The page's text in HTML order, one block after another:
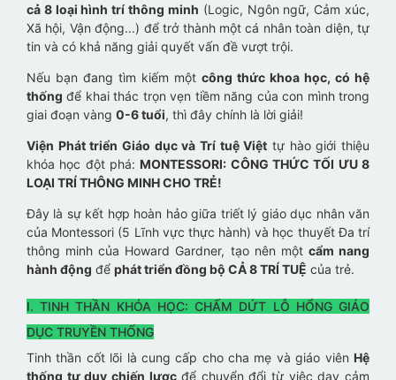
cả 8 loại hình trí thông minh (Logic, Ngôn ngữ, Cảm xúc,
Xã hội, Vận động...) để trở thành một cá nhân toàn diện, tự
tin và có khả năng giải quyết vấn đề vượt trội.
Nếu bạn đang tìm kiếm một công thức khoa học, có hệ
thống để khai thác trọn vẹn tiềm năng của con mình trong
giai đoạn vàng 0-6 tuổi, thì đây chính là lời giải!
Viện Phát triển Giáo dục và Trí tuệ Việt tự hào giới thiệu
khóa học đột phá:MONTESSORI: CÔNG THỨC TỐI ƯU 8
LOẠI TRÍ THÔNG MINH CHO TRẺ!
Đây là sự kết hợp hoàn hảo giữa triết lý giáo dục nhân văn
của Montessori (5 Lĩnh vực thực hành) và học thuyết Đa trí
thông minh của Howard Gardner, tạo nên một cẩm nang
hành động để phát triển đồng bộ CẢ 8 TRÍ TUỆ của trẻ.
I. TINH THẦN KHÓA HỌC: CHẤM DỨT LỖ HỔNG GIÁO
DỤC TRUYỀN THỐNG
Tinh thần cốt lõi là cung cấp cho cha mẹ và giáo viên Hệ
thống tư duy chiến lượcđể chuyển đổi từ việc dạy cảm